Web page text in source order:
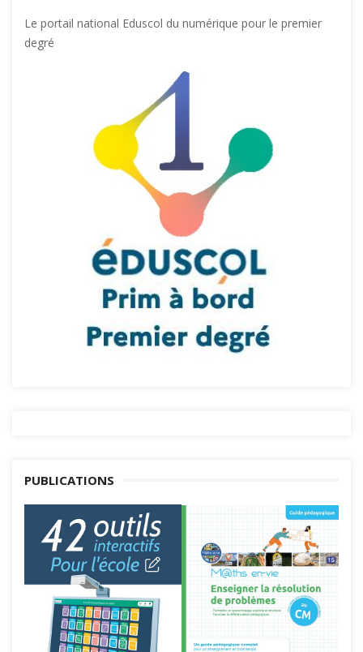
Le portail national Eduscol du numérique pour le premier
degré
PUBLICATIONS